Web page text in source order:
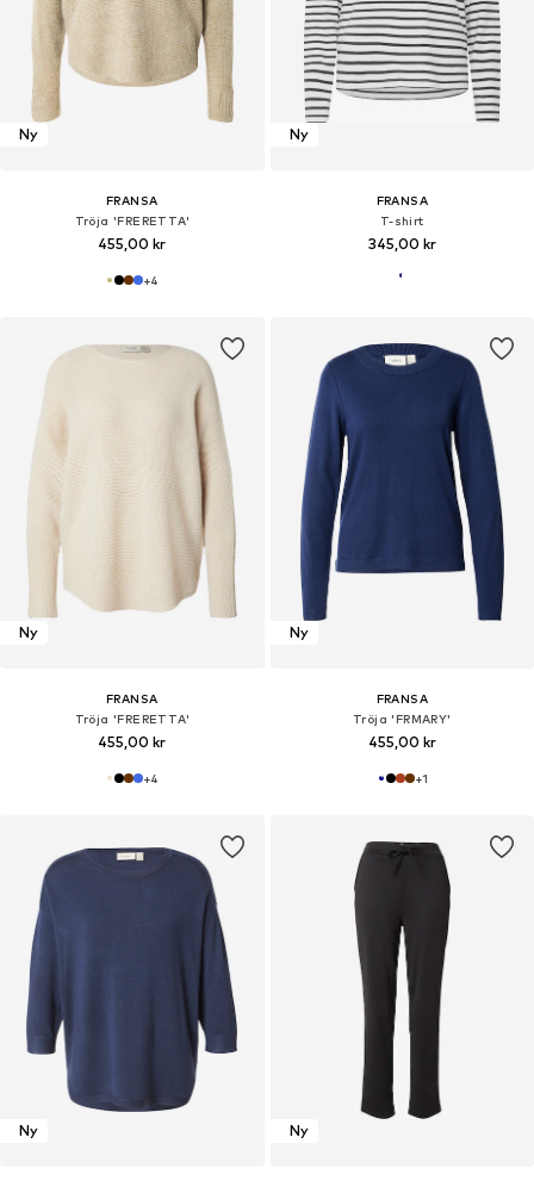
Ny
FRANSA
Tröja 'FRERETTA'
455,00 kr
+4
Ny
FRANSA
T-shirt
345,00 kr
Ny
FRANSA
Tröja 'FRERETTA'
455,00 kr
+4
Ny
FRANSA
Tröja 'FRMARY'
455,00 kr
+1
Ny Ny